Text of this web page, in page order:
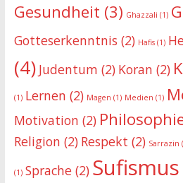
Gesundheit (3) Ghazzali (1)
Gotteserkenntnis (2) Hafis(1)
(4) Judentum (2) Koran (2)
(1) Lernen (2) Magen (1) Medien (1)
Motivation (2)
Religion (2) Respekt (2) Sarrazin
(1) Sprache(2) Sufismus